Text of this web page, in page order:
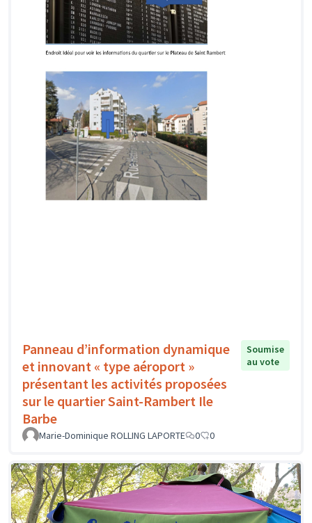
Panneau d’information dynamique
et innovant « type aéroport »
présentant les activités proposées
sur le quartier Saint-Rambert Ile
Barbe
Soumise
au vote
Marie-Dominique ROLLING LAPORTE 0 0